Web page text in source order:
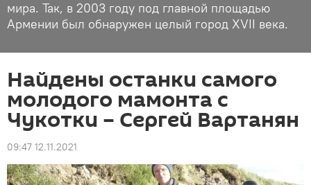
мира. Так, в 2003 году под главной площадью
Армении был обнаружен целый город XVII века.
Найдены останки самого
молодого мамонта с
Чукотки – Сергей Вартанян
09:47 12.11.2021